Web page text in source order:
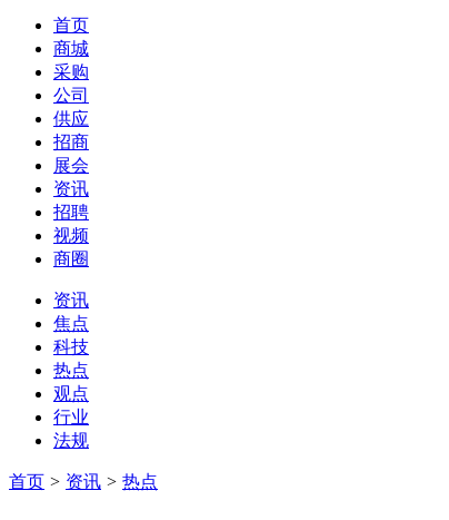
首页
商城
采购
公司
供应
招商
展会
资讯
招聘
视频
商圈
资讯
焦点
科技
热点
观点
行业
法规
首页 > 资讯 > 热点